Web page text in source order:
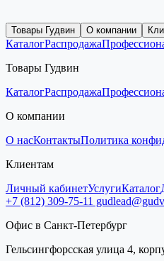
Товары Гудвин О компании
КаталогРаспродажа
Товары Гудвин
КаталогРаспродажа
О компании
О насКонтактыПолитика
Клиентам
Личный кабинетУслугиКаталог
+7 (812) 309-75-11
Офис в Санкт-Петербург
Гельсингфорсская улица 4,